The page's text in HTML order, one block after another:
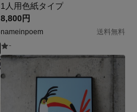
1人用色紙タイプ
8,800円
nameinpoem
送料無料
-